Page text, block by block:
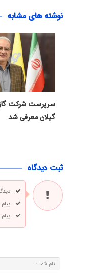
نوشته های مشابه
سرپرست شرکت
گیلان معرفی شد
ثبت دیدگاه